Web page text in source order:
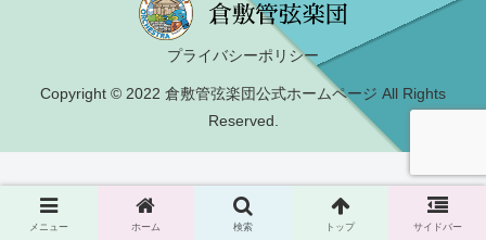
プライバシーポリシー
Copyright © 2022 倉敷管弦楽団公式ホームページ All Rights
Reserved.
メニュー ホーム 検索 トップ サイドバー